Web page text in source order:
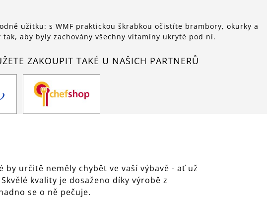
užitku: s WMF praktickou škrabkou očistíte brambory, okurky a
tak, aby byly zachovány všechny vitamíny ukryté pod ní.
ZAKOUPIT TAKÉ U NAŠICH PARTNERŮ
určitě neměly chybět ve vaší výbavě - ať už
kvality je dosaženo díky výrobě z
se o ně pečuje.